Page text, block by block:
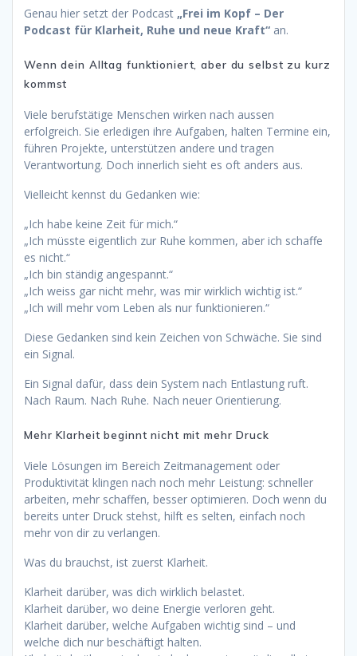
Genau hier setzt der Podcast „Frei im Kopf – Der
Podcast für Klarheit, Ruhe und neue Kraft“ an.
Wenn dein Alltag funktioniert, aber du selbst zu kurz
kommst
Viele berufstätige Menschen wirken nach aussen
erfolgreich. Sie erledigen ihre Aufgaben, halten Termine ein,
führen Projekte, unterstützen andere und tragen
Verantwortung. Doch innerlich sieht es oft anders aus.
Vielleicht kennst du Gedanken wie:
„Ich habe keine Zeit für mich.“
„Ich müsste eigentlich zur Ruhe kommen, aber ich schaffe
es nicht.“
„Ich bin ständig angespannt.“
„Ich weiss gar nicht mehr, was mir wirklich wichtig ist.“
„Ich will mehr vom Leben als nur funktionieren.“
Diese Gedanken sind kein Zeichen von Schwäche. Sie sind
ein Signal.
Ein Signal dafür, dass dein System nach Entlastung ruft.
Nach Raum. Nach Ruhe. Nach neuer Orientierung.
Mehr Klarheit beginnt nicht mit mehr Druck
Viele Lösungen im Bereich Zeitmanagement oder
Produktivität klingen nach noch mehr Leistung: schneller
arbeiten, mehr schaffen, besser optimieren. Doch wenn du
bereits unter Druck stehst, hilft es selten, einfach noch
mehr von dir zu verlangen.
Was du brauchst, ist zuerst Klarheit.
Klarheit darüber, was dich wirklich belastet.
Klarheit darüber, wo deine Energie verloren geht.
Klarheit darüber, welche Aufgaben wichtig sind – und
welche dich nur beschäftigt halten.